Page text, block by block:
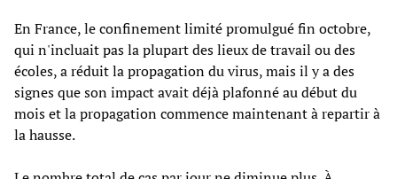
En France, le confinement limité promulgué fin octobre,
qui n'incluait pas la plupart des lieux de travail ou des
écoles, a réduit la propagation du virus, mais il y a des
signes que son impact avait déjà plafonné au début du
mois et la propagation commence maintenant à repartir à
la hausse.